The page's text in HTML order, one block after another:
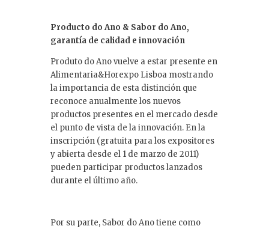
Producto do Ano & Sabor do Ano,
garantía de calidad e innovación
Produto do Ano vuelve a estar presente en
Alimentaria&Horexpo Lisboa mostrando
la importancia de esta distinción que
reconoce anualmente los nuevos
productos presentes en el mercado desde
el punto de vista de la innovación. En la
inscripción (gratuita para los expositores
y abierta desde el 1 de marzo de 2011)
pueden participar productos lanzados
durante el último año.
Por su parte, Sabor do Ano tiene como